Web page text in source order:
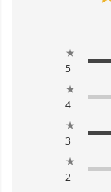
★
5
★
4
★
3
★
2